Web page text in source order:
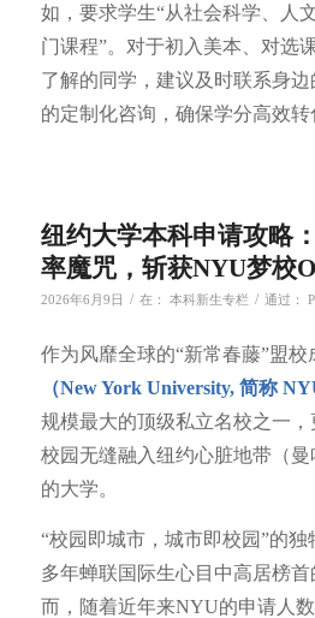
如，要求学生“从社会科学、人
门课程”。对于初入美本、对选
了解的同学，建议及时联系身
的定制化咨询，确保学分高效转
纽约大学本科申请攻略
率魔咒，斩获NYU梦校
2026年6月9日 / 在： 本科新生专栏 / 通过：
作为风靡全球的“新常春藤”盟校
（New York University, 简称
规模最大的顶级私立名校之一
校园无缝融入纽约心脏地带（曼
的大学。
“校园即城市，城市即校园”的
多年蝉联国际生心目中高居榜首
而，随着近年来NYU的申请人